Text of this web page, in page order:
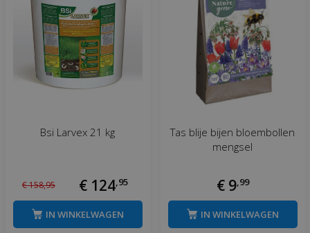
Bsi Larvex 21 kg
€158,95 € 124 95
IN WINKELWAGEN
Tas blije bijen bloembollen
mengsel
€ 9, 99
IN WINKELWAGEN